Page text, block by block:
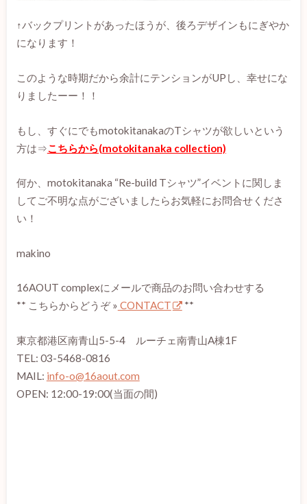
↑バックプリントがあったほうが、後ろデザインもにぎやか
になります！
このような時期だから余計にテンションがUPし、幸せにな
りましたーー！！
もし、すぐにでもmotokitanakaのTシャツが欲しいという
方は⇒こちらから(motokitanaka collection)
何か、motokitanaka “Re-build Tシャツ”イベントに関しま
してご不明な点がございましたらお気軽にお問合せくださ
い！
makino
16AOUT complexにメールで商品のお問い合わせする
** こちらからどうぞ » CONTACT **
東京都港区南青山5-5-4 ルーチェ南青山A棟1F
TEL: 03-5468-0816
MAIL: info-o@16aout.com
OPEN: 12:00-19:00(当面の間)